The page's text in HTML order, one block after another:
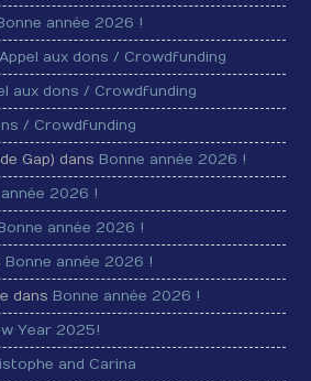
année 2026 !
Appel aux dons / Crowdfunding
aux dons / Crowdfunding
/ Crowdfunding
Gap) dans Bonne année 2026 !
2026 !
année 2026 !
Bonne année 2026 !
dans Bonne année 2026 !
Year 2025!
and Carina